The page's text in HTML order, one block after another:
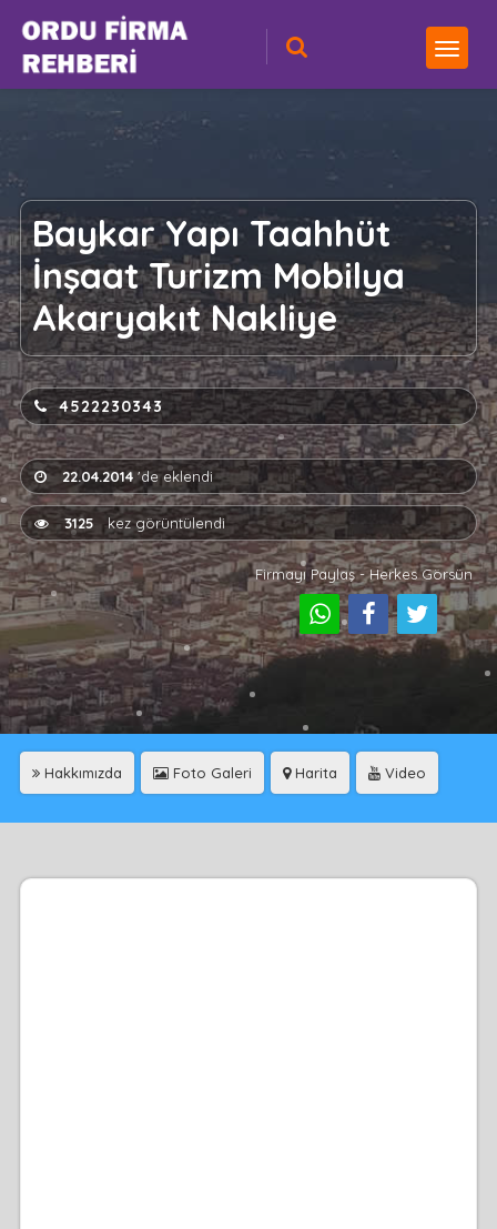
Baykar Yapı Taahhüt
İnşaat Turizm Mobilya
Akaryakıt Nakliye
4522230343
22.04.2014'de eklendi
3125 kez görüntülendi
Firmayı Paylaş - Herkes Görsün
Hakkımızda Foto Galeri Harita Video